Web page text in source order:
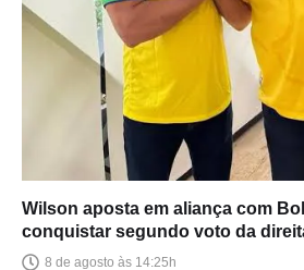
Wilson aposta em aliança com
conquistar segundo voto da
Senado
8 de agosto às 14:25h